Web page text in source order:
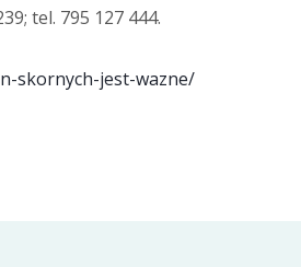
tel. 795 127 444.
skornych-jest-wazne/